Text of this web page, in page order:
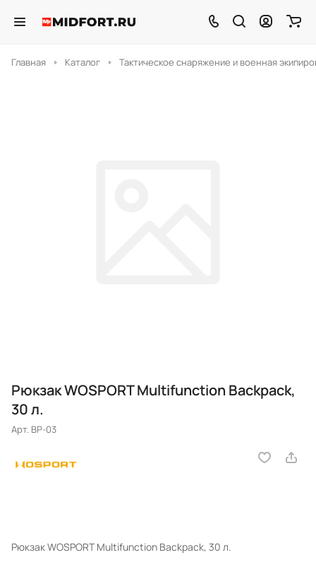
Главная Каталог Тактическое снаряжение и военная
Рюкзак WOSPORT Multifunction Backpack,
30 л.
Арт. BP-03
Рюкзак WOSPORT Multifunction Backpack, 30 л.